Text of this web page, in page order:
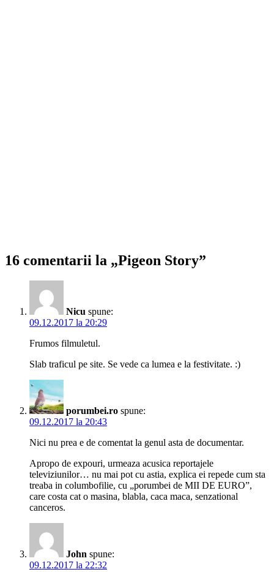
16 comentarii la „Pigeon Story”
Nicu spune:
09.12.2017 la 20:29
Frumos filmuletul.
Slab traficul pe site. Se vede ca lumea e la festivitate. :)
porumbei.ro spune:
09.12.2017 la 20:43
Nici nu prea e de comentat la genul asta de documentar.
Apropo de expouri, urmeaza acusica reportajele
televiziunilor… nu mai pot cu astia, explica ei repede cum sta
treaba in columbofilie, cu „porumbei de MII DE EURO”,
care costa cat o masina, blabla, caca maca, senzational
canceros.
John spune:
09.12.2017 la 22:32